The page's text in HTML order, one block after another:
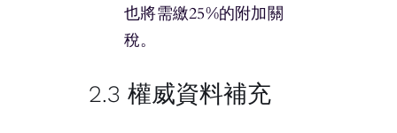
也將需繳25%的附加關
稅。
2.3 權威資料補充